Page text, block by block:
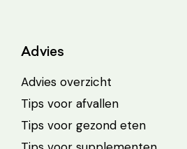
Advies
Advies overzicht
Tips voor afvallen
Tips voor gezond eten